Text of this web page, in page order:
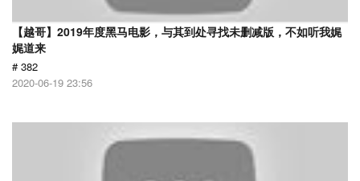
【越哥】2019年度黑马电影，与其到处寻找未删减版，不如听我娓
娓道来
# 382
2020-06-19 23:56